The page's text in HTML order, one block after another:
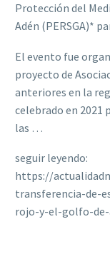
Protección del
Adén (PERSGA)*
El evento fue
proyecto de
anteriores en la
celebrado en 2021
las …
seguir leyendo:
https://
transferencia-de-
rojo-y-el-golfo-